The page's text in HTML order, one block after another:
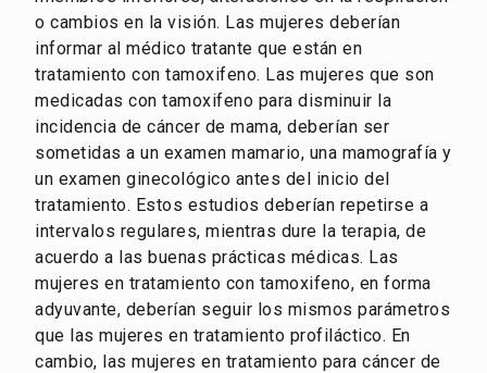
o cambios en la visión. Las mujeres deberían
informar al médico tratante que están en
tratamiento con tamoxifeno. Las mujeres que son
medicadas con tamoxifeno para disminuir la
incidencia de cáncer de mama, deberían ser
sometidas a un examen mamario, una mamografía y
un examen ginecológico antes del inicio del
tratamiento. Estos estudios deberían repetirse a
intervalos regulares, mientras dure la terapia, de
acuerdo a las buenas prácticas médicas. Las
mujeres en tratamiento con tamoxifeno, en forma
adyuvante, deberían seguir los mismos parámetros
que las mujeres en tratamiento profiláctico. En
cambio, las mujeres en tratamiento para cáncer de